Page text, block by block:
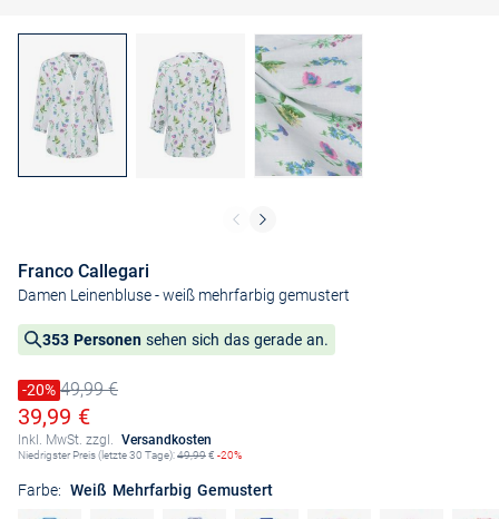
Franco Callegari
Damen Leinenbluse- weiß mehrfarbig gemustert
353 Personen sehen sich das gerade an.
Preis reduziert um
-20%
Alter Preis49,99 €
Ermäßigter Preis
39,99 €
Inkl. MwSt. zzgl. Versandkosten
Niedrigster Preis (letzte 30 Tage):49,99€ -20%
Farbe: Weiß Mehrfarbig Gemustert